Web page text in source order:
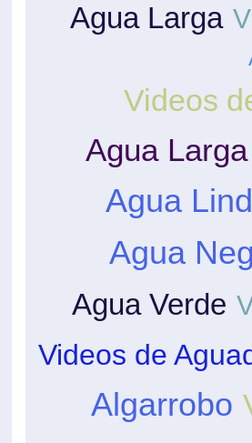
Agua Larga
Videos
Agua
Agua
Agua
Agua Verde
Videos de
Algarrobo